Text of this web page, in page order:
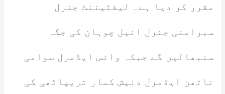
مقرر کر دیا ہے۔ لیفٹیننٹ جنرل
سبرامنی جنرل انیل چوہان کی جگہ
سنبھالیں گے جبکہ وائس ایڈمرل سوامی
ناتھن ایڈمرل دنیش کمار تریپاٹھی کی